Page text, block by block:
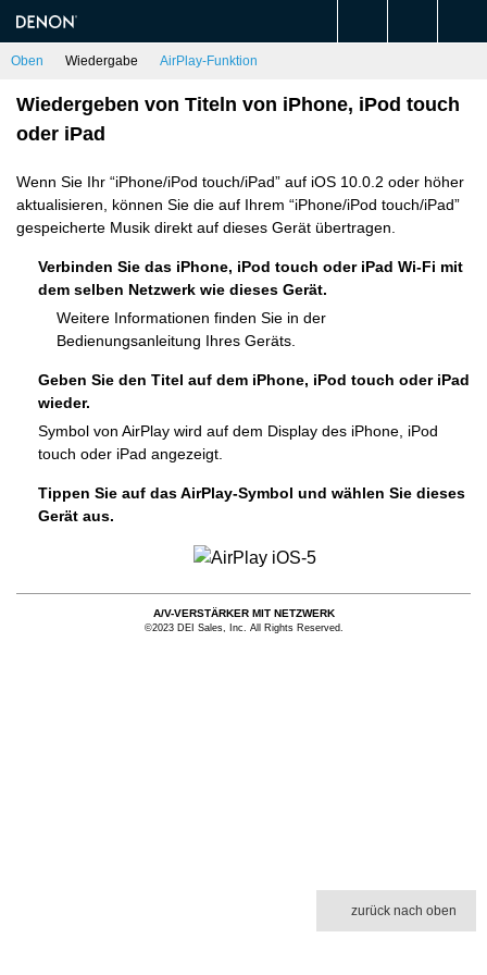
Oben Wiedergabe AirPlay-Funktion
Wiedergeben von Titeln von iPhone, iPod touch
oder iPad
Wenn Sie Ihr “iPhone/iPod touch/iPad” auf iOS 10.0.2 oder höher
aktualisieren, können Sie die auf Ihrem “iPhone/iPod touch/iPad”
gespeicherte Musik direkt auf dieses Gerät übertragen.
Verbinden Sie das iPhone, iPod touch oder iPad Wi-Fi mit
dem selben Netzwerk wie dieses Gerät.
Weitere Informationen finden Sie in der
Bedienungsanleitung Ihres Geräts.
Geben Sie den Titel auf dem iPhone, iPod touch oder iPad
wieder.
Symbol von AirPlay wird auf dem Display des iPhone, iPod
touch oder iPad angezeigt.
Tippen Sie auf das AirPlay-Symbol und wählen Sie dieses
Gerät aus.
zurück nach oben
A/V-VERSTÄRKER MIT NETZWERK
©2023 DEI Sales, Inc. All Rights Reserved.